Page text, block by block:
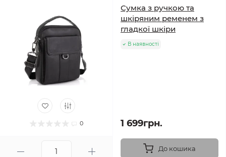
0
Сумка з ручкою та
шкіряним ременем з
гладкої шкіри
В наявності
1 699грн.
До кошика